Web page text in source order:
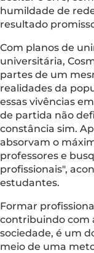
humildade de
resultado
Com planos de
universitária,
partes de um
realidades da
essas vivências
de partida não
constância sim.
absorvam o
professores e
profissionais",
estudantes.
Formar
contribuindo com
sociedade, é um
meio de uma